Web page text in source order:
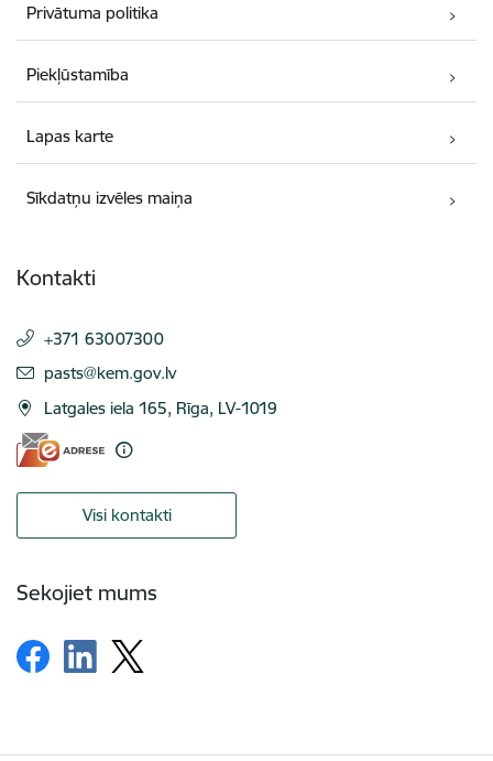
Privātuma politika
Piekļūstamība
Lapas karte
Sīkdatņu izvēles maiņa
Kontakti
+371 63007300
E-pasts:
pasts@kem.gov.lv
Latgales iela 165, Rīga, LV-1019
Visi kontakti
Sekojiet mums